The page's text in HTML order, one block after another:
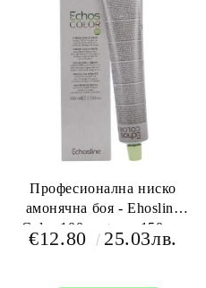
Професионална ниско
амонячна боя - Ehosline
Color 100 мл+oxy 150 мл
€12.80 25.03лв.